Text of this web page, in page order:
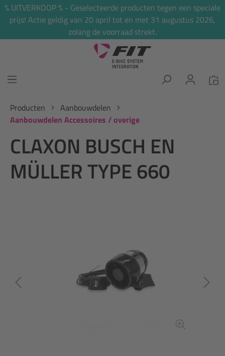
% UITVERKOOP % - Geselecteerde producten tegen een speciale
prijs! Actie geldig van 20 april tot en met 31 augustus 2026,
zolang de voorraad strekt.
Producten
Aanbouwdelen
Aanbouwdelen Accessoires / overige
CLAXON BUSCH EN
MÜLLER TYPE 660